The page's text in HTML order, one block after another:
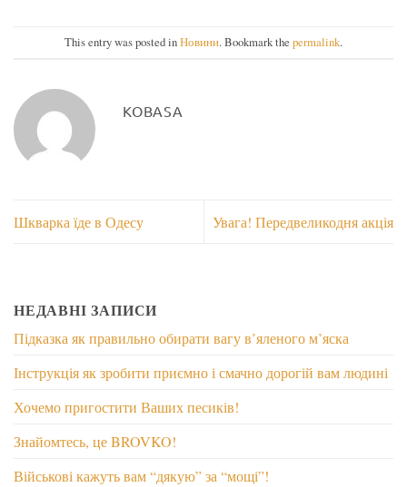
This entry was posted inНовини. Bookmark the permalink.
KOBASA
Шкварка їде в Одесу Увага! Передвеликодня акція
НЕДАВНІ ЗАПИСИ
Підказка як правильно обирати вагу в’яленого м’яска
Інструкція як зробити приємно і смачно дорогій вам людині
Хочемо пригостити Ваших песиків!
Знайомтесь, це BROVKO!
Військові кажуть вам “дякую” за “мощі”!